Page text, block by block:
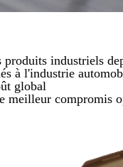
industriels
à l'industrie
global
meilleur compromis